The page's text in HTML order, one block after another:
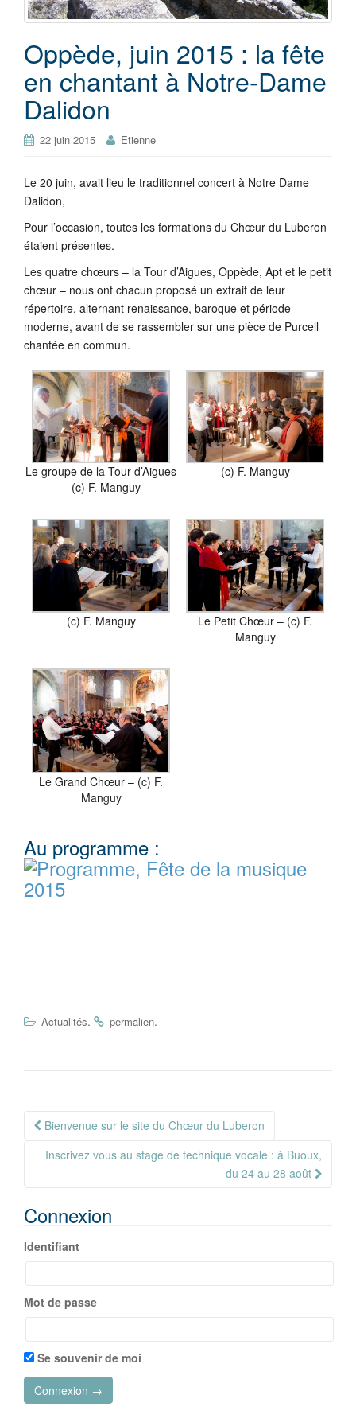
Oppède, juin 2015 : la fête
en chantant à Notre-Dame
Dalidon
22 juin 2015 Etienne
Le 20 juin, avait lieu le traditionnel concert à Notre Dame
Dalidon,
Pour l’occasion, toutes les formations du Chœur du Luberon
étaient présentes.
Les quatre chœurs – la Tour d’Aigues, Oppède, Apt et le petit
chœur – nous ont chacun proposé un extrait de leur
répertoire, alternant renaissance, baroque et période
moderne, avant de se rassembler sur une pièce de Purcell
chantée en commun.
Le groupe de la Tour d’Aigues
– (c) F. Manguy
(c) F. Manguy
(c) F. Manguy
Le Petit Chœur – (c) F.
Manguy
Le Grand Chœur – (c) F.
Manguy
Au programme :
Actualités. permalien.
Navigation
Article
Bienvenue sur le site du Chœur du Luberon
Inscrivez vous au stage de technique vocale : à Buoux,
du 24 au 28 août
Connexion
Identifiant
Mot de passe
Se souvenir de moi